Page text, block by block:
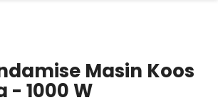
Masin Koos
- 1000 W